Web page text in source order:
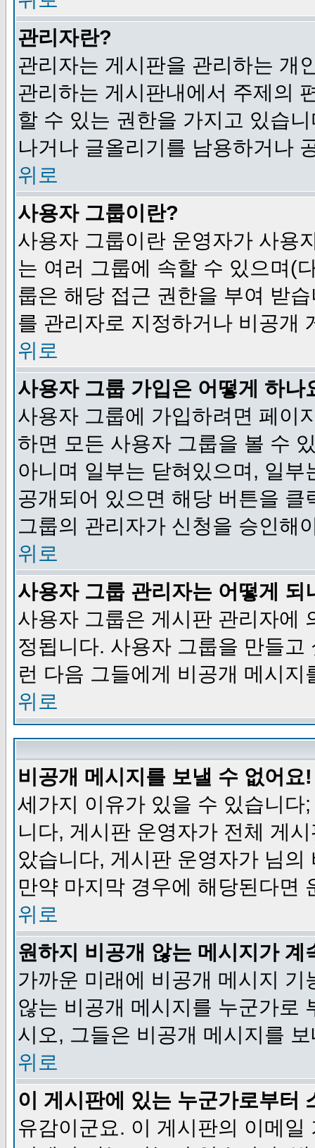
관리자란?
관리자는 게시판을 관리하는 개
관리하는 게시판내에서 주제의
할 수 있는 권한을 가지고 있습
나거나 글올리기를 남용하거나
위로
사용자 그룹이란?
사용자 그룹이란 운영자가 사용
는 여러 그룹에 속할 수 있으며(
룹은 해당 접근 권한을 부여 받
를 관리자로 지정하거나 비공개
위로
사용자 그룹 가입은 어떻게 하나
사용자 그룹에 가입하려면 페이
하면 모든 사용자 그룹을 볼 수
아니며 일부는 닫혀있으며, 일
공개되어 있으면 해당 버튼을
그룹의 관리자가 신청을 승인해
위로
사용자 그룹 관리자는 어떻게 되
사용자 그룹은 게시판 관리자에
정됩니다. 사용자 그룹을 만들
런 다음 그들에게 비공개 메시지
위로
비공개 메시지를 보낼 수 없어요!
세가지 이유가 있을 수 있습니
니다, 게시판 운영자가 전체 게
았습니다, 게시판 운영자가 님
만약 마지막 경우에 해당된다면
위로
원하지 비공개 않는 메시지가 계
가까운 미래에 비공개 메시지
않는 비공개 메시지를 누군가로
시오, 그들은 비공개 메시지를
위로
이 게시판에 있는 누군가로부터
유감이군요. 이 게시판의 이메